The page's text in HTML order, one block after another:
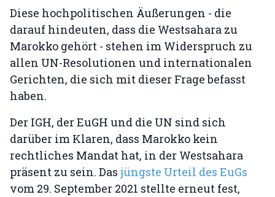
Diese hochpolitischen Äußerungen - die
darauf hindeuten, dass die Westsahara zu
Marokko gehört - stehen im Widerspruch zu
allen UN-Resolutionen und internationalen
Gerichten, die sich mit dieser Frage befasst
haben.
Der IGH, der EuGH und die UN sind sich
darüber im Klaren, dass Marokko kein
rechtliches Mandat hat, in der Westsahara
präsent zu sein. Das jüngste Urteil des EuGs
vom 29. September 2021 stellte erneut fest,